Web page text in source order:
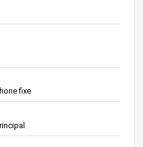
fixe